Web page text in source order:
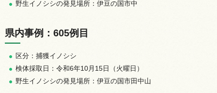
野生イノシシの発見場所：伊豆の国市中
県内事例：605例目
区分：捕獲イノシシ
検体採取日：令和6年10月15日（火曜日）
野生イノシシの発見場所：伊豆の国市田中山